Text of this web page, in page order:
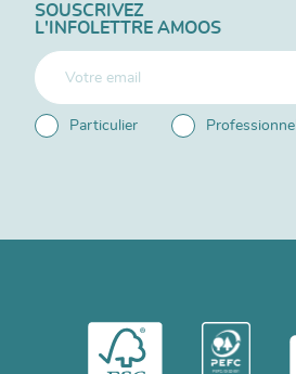
SOUSCRIVEZ
L'INFOLETTRE AMOOS
Particulier Professionnel